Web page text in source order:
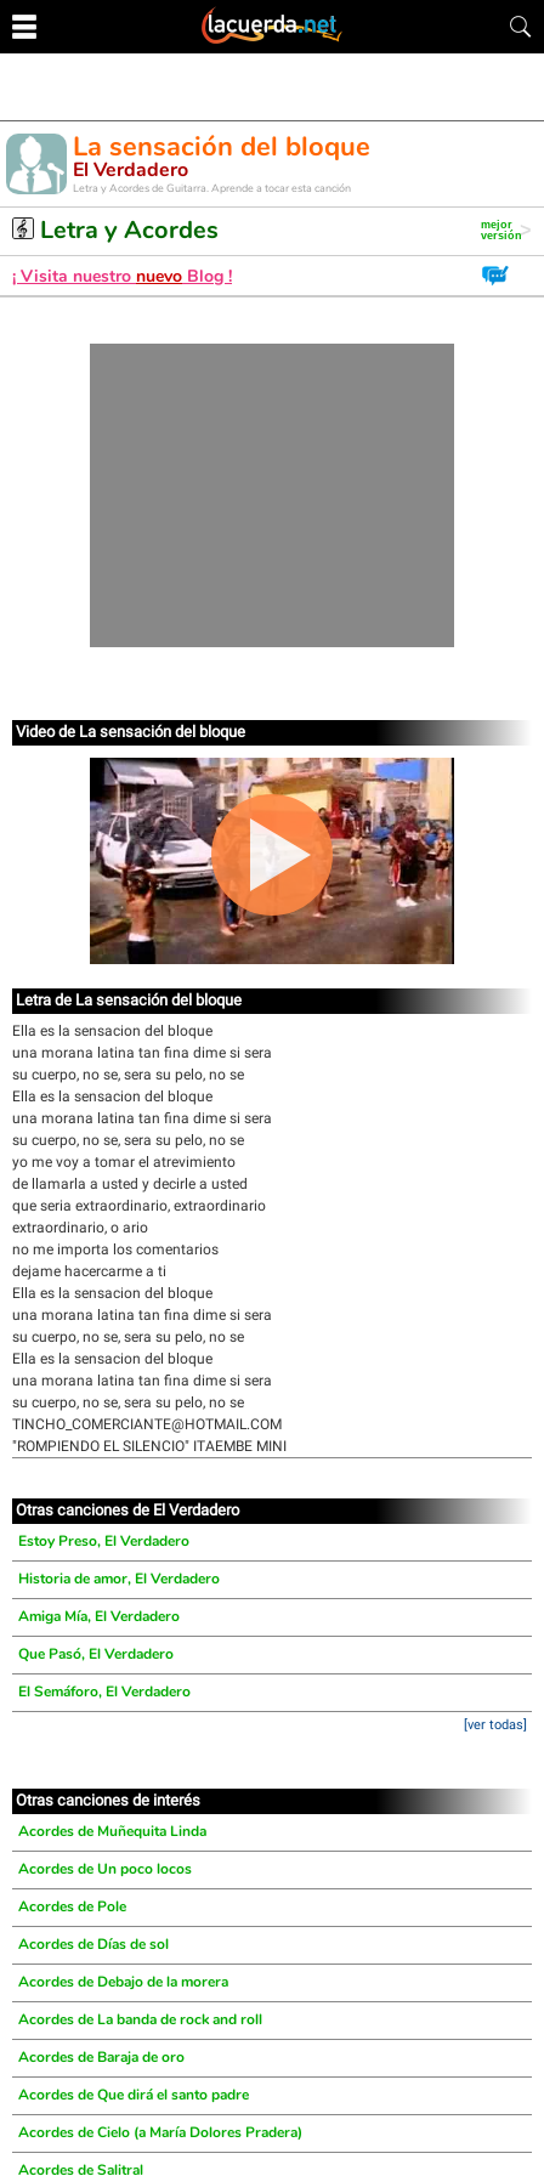
La sensación del bloque
El Verdadero
Letra y Acordes de Guitarra. Aprende a tocar esta canción
Letra y Acordes
¡ Visita nuestro nuevo Blog !
Video de La sensación del bloque
Letra de La sensación del bloque
Ella es la sensacion del bloque
una morana latina tan fina dime si sera
su cuerpo, no se, sera su pelo, no se
Ella es la sensacion del bloque
una morana latina tan fina dime si sera
su cuerpo, no se, sera su pelo, no se
yo me voy a tomar el atrevimiento
de llamarla a usted y decirle a usted
que seria extraordinario, extraordinario
extraordinario, o ario
no me importa los comentarios
dejame hacercarme a ti
Ella es la sensacion del bloque
una morana latina tan fina dime si sera
su cuerpo, no se, sera su pelo, no se
Ella es la sensacion del bloque
una morana latina tan fina dime si sera
su cuerpo, no se, sera su pelo, no se
TINCHO_COMERCIANTE@HOTMAIL.COM
"ROMPIENDO EL SILENCIO" ITAEMBE MINI
Otras canciones de El Verdadero
Estoy Preso, El Verdadero
Historia de amor, El Verdadero
Amiga Mía, El Verdadero
Que Pasó, El Verdadero
El Semáforo, El Verdadero
[ver todas]
Otras canciones de interés
Acordes de Muñequita Linda
Acordes de Un poco locos
Acordes de Pole
Acordes de Días de sol
Acordes de Debajo de la morera
Acordes de La banda de rock and roll
Acordes de Baraja de oro
Acordes de Que dirá el santo padre
Acordes de Cielo (a María Dolores Pradera)
Acordes de Salitral